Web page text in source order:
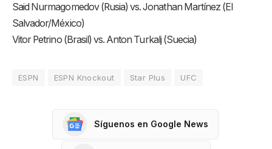
Said Nurmagomedov (Rusia) vs. Jonathan Martínez (El
Salvador/México)
Vitor Petrino (Brasil) vs. Anton Turkalj (Suecia)
ESPN ESPN Knockout Star Plus UFC
Síguenos en Google News